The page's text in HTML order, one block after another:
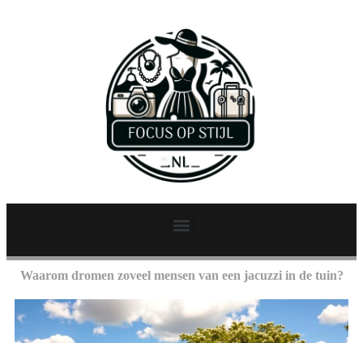
Waarom dromen zoveel mensen van een jacuzzi in de tuin?